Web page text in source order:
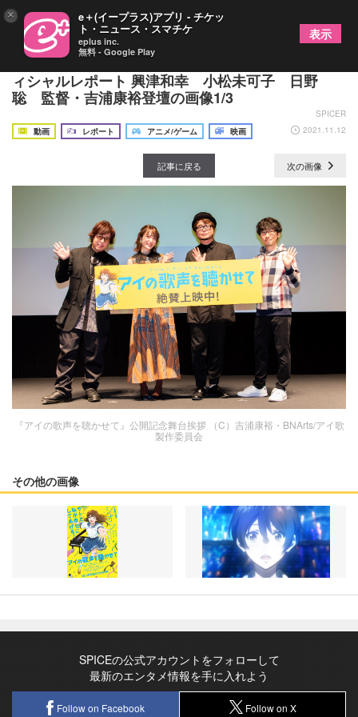
『アイの歌声を聴かせて』公開記念舞台挨拶 オフ
ィシャルレポート 興津和幸 小松未可子 日野
聡 監督・吉浦康裕登壇の画像1/3
SPICER
動画
レポート アニメ/ゲーム 映画 2021.11.12
記事に戻る 次の画像
『アイの歌声を聴かせて』公開記念舞台挨拶 （C）吉浦康裕・BNArts/アイ歌
製作委員会
その他の画像
SPICEの公式アカウントをフォローして
最新のエンタメ情報を手に入れよう
Follow on Facebook Follow on X
× e＋(イープラス)アプリ - チケッ
ト・ニュース・スマチケ
eplus inc.
無料 - Google Play
表示